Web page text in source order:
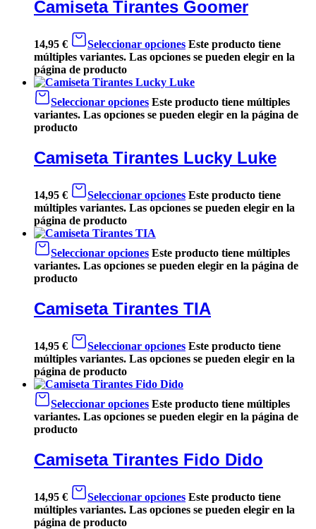
Camiseta Tirantes Goomer
14,95 € Seleccionar opciones Este producto tiene
múltiples variantes. Las opciones se pueden elegir en la
página de producto
Seleccionar opciones Este producto tiene múltiples
variantes. Las opciones se pueden elegir en la página de
producto
Camiseta Tirantes Lucky Luke
14,95 € Seleccionar opciones Este producto tiene
múltiples variantes. Las opciones se pueden elegir en la
página de producto
Seleccionar opciones Este producto tiene múltiples
variantes. Las opciones se pueden elegir en la página de
producto
Camiseta Tirantes TIA
14,95 € Seleccionar opciones Este producto tiene
múltiples variantes. Las opciones se pueden elegir en la
página de producto
Seleccionar opciones Este producto tiene múltiples
variantes. Las opciones se pueden elegir en la página de
producto
Camiseta Tirantes Fido Dido
14,95 € Seleccionar opciones Este producto tiene
múltiples variantes. Las opciones se pueden elegir en la
página de producto